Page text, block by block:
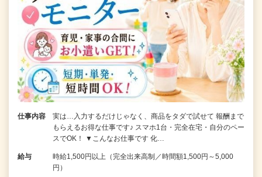
仕事内容
実は…入力するだけじゃなく、商品をタダで試せて 報酬まで
もらえるお得な仕事です♪ スマホ1台・完全在宅・自分のペー
スでOK！ ▼こんなお仕事です 化…
給与
時給1,500円以上（完全出来高制／時間額1,500円～5,000
円）